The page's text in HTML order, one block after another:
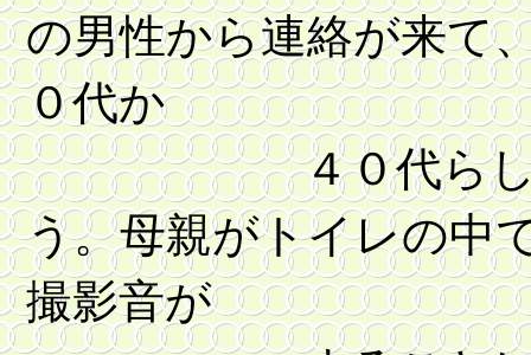
の男性から連絡が来て
０代か
４０代らしい）
う。母親がトイレの中
撮影音が